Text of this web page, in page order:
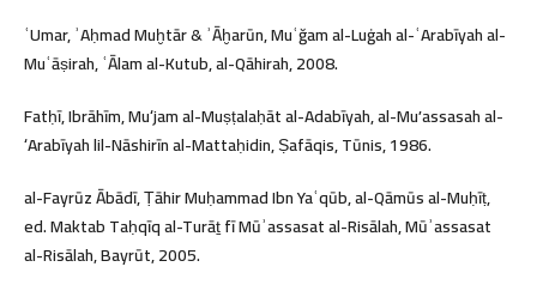
ʿUmar, ʾAḥmad Muḫtār & ʾĀḫarūn, Muʿğam al-Luġah al-ʿArabīyah al-
Muʿāṣirah, ʿĀlam al-Kutub, al-Qāhirah, 2008.
Fatḥī, Ibrāhīm, Muʻjam al-Muṣṭalaḥāt al-Adabīyah, al-Muʼassasah al-
ʻArabīyah lil-Nāshirīn al-Mattaḥidin, Ṣafāqis, Tūnis, 1986.
al-Fayrūz Ābādī, Ṭāhir Muḥammad Ibn Yaʿqūb, al-Qāmūs al-Muḥīṭ,
ed. Maktab Taḥqīq al-Turāṯ fī Mūʾassasat al-Risālah, Mūʾassasat
al-Risālah, Bayrūt, 2005.